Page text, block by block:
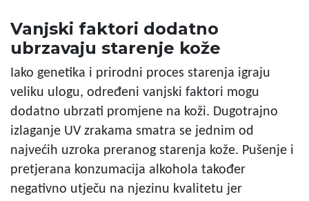
Vanjski faktori dodatno
ubrzavaju starenje kože
Iako genetika i prirodni proces starenja igraju
veliku ulogu, određeni vanjski faktori mogu
dodatno ubrzati promjene na koži. Dugotrajno
izlaganje UV zrakama smatra se jednim od
najvećih uzroka preranog starenja kože. Pušenje i
pretjerana konzumacija alkohola također
negativno utječu na njezinu kvalitetu jer